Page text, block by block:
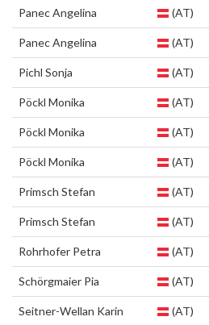
Panec Angelina (AT)
Panec Angelina (AT)
Pichl Sonja (AT)
Pöckl Monika (AT)
Pöckl Monika (AT)
Pöckl Monika (AT)
Primsch Stefan (AT)
Primsch Stefan (AT)
Rohrhofer Petra (AT)
Schörgmaier Pia (AT)
Seitner-Wellan Karin (AT)